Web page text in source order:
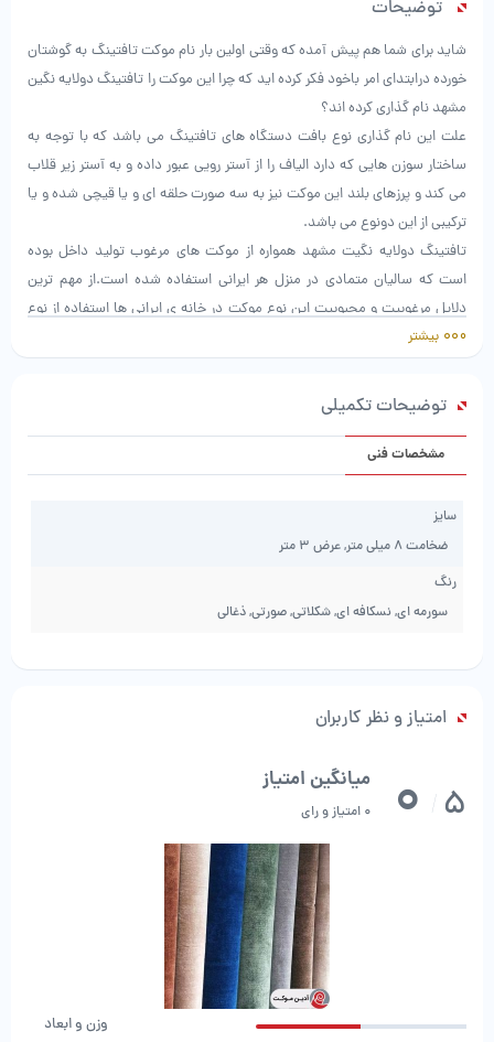
توضیحات
شاید برای شما هم پیش آمده که وقتی اولین بار نام موکت تافتینگ به گوشتان
خورده درابتدای امر باخود فکر کرده اید که چرا این موکت را تافتینگ دولایه نگین
مشهد نام گذاری کرده اند؟
علت این نام گذاری نوع بافت دستگاه های تافتینگ می باشد که با توجه به
ساختار سوزن هایی که دارد الیاف را از آستر رویی عبور داده و به آستر زیر قلاب
می کند و پرزهای بلند این موکت نیز به سه صورت حلقه ای و یا قیچی شده و یا
ترکیبی از این دونوع می باشد.
تافتینگ دولایه نگیت مشهد همواره از موکت های مرغوب تولید داخل بوده
است که سالیان متمادی در منزل هر ایرانی استفاده شده است.از مهم ترین
دلایل مرغوبیت و محبوبیت این نوع موکت در خانه ی ایرانی ها استفاده از نوع
خالص الیاف در بافت آن است که انعطاف پذیری بالایی را در موکت بوجود آورده
هنگام راه رفتن و قدم گذاشتن بر روی موکت را به مشتری می دهد.
و دیگر مکان هایی که در ادامه ذکر خواهد شد استفاده می شود.
مزایای موکت تافتینگ:
تشکیل و بافته می شوند می توان به راحتی به این خاصیت تافتینگ ها پی
برد.این ویژگی باعث ایجاد احساسی خوب و آرام در هنگام راه رفتن و قدم
مکان ایجاد کنید.
بهترین جایگزین فرش: همانطور که در بالا بیان کردیم تافتینگ ها دارای پرزهای
بلندی هستند که یکی دیگر از مزایای این نوع پرز،شبیه کردن تافتینگ به فرش
است به طوری که در اکثر اوقات به دلیل قیمت مقرون به صرفه تری که نسبت به
فرش دارد به طور کلی جایگزین فرش درخانه های ایرانی ها می شود.
تنوع بالا و جذاب در طرح و رنگ:به دلیل نوع خاص بافت تافتینگ ها با
دستگاه های خاص سوزنی،می توان به راحتی انواع طرح های زیبا و جذاب را برای
بافتن این نوع موکت ها انتخاب و طراحی کرد.از این ویژگی می توان این را
برداشت کرد که تافتینگ ها برای پوشاندن و زیبا کردن اتاق نشیمن و دکوراسیون
کلی منزل هم کاربرد بسیار مفیدی دارد.
بیشتر
توضیحات تکمیلی
مشخصات فنی
سایز
ضخامت 8 میلی متر, عرض 3 متر
رنگ
سورمه ای, نسکافه ای, شکلاتی, صورتی, ذغالی
امتیاز و نظر کاربران
5
0 میانگین امتیاز
0 امتیاز و رای
وزن و ابعاد